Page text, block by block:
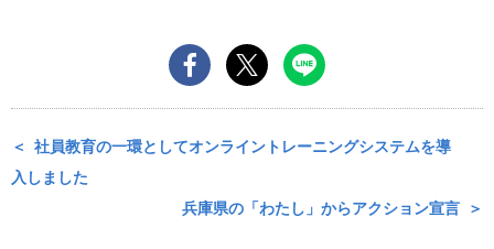
社員教育の一環としてオンライントレーニングシステムを導
入しました
兵庫県の「わたし」からアクション宣言